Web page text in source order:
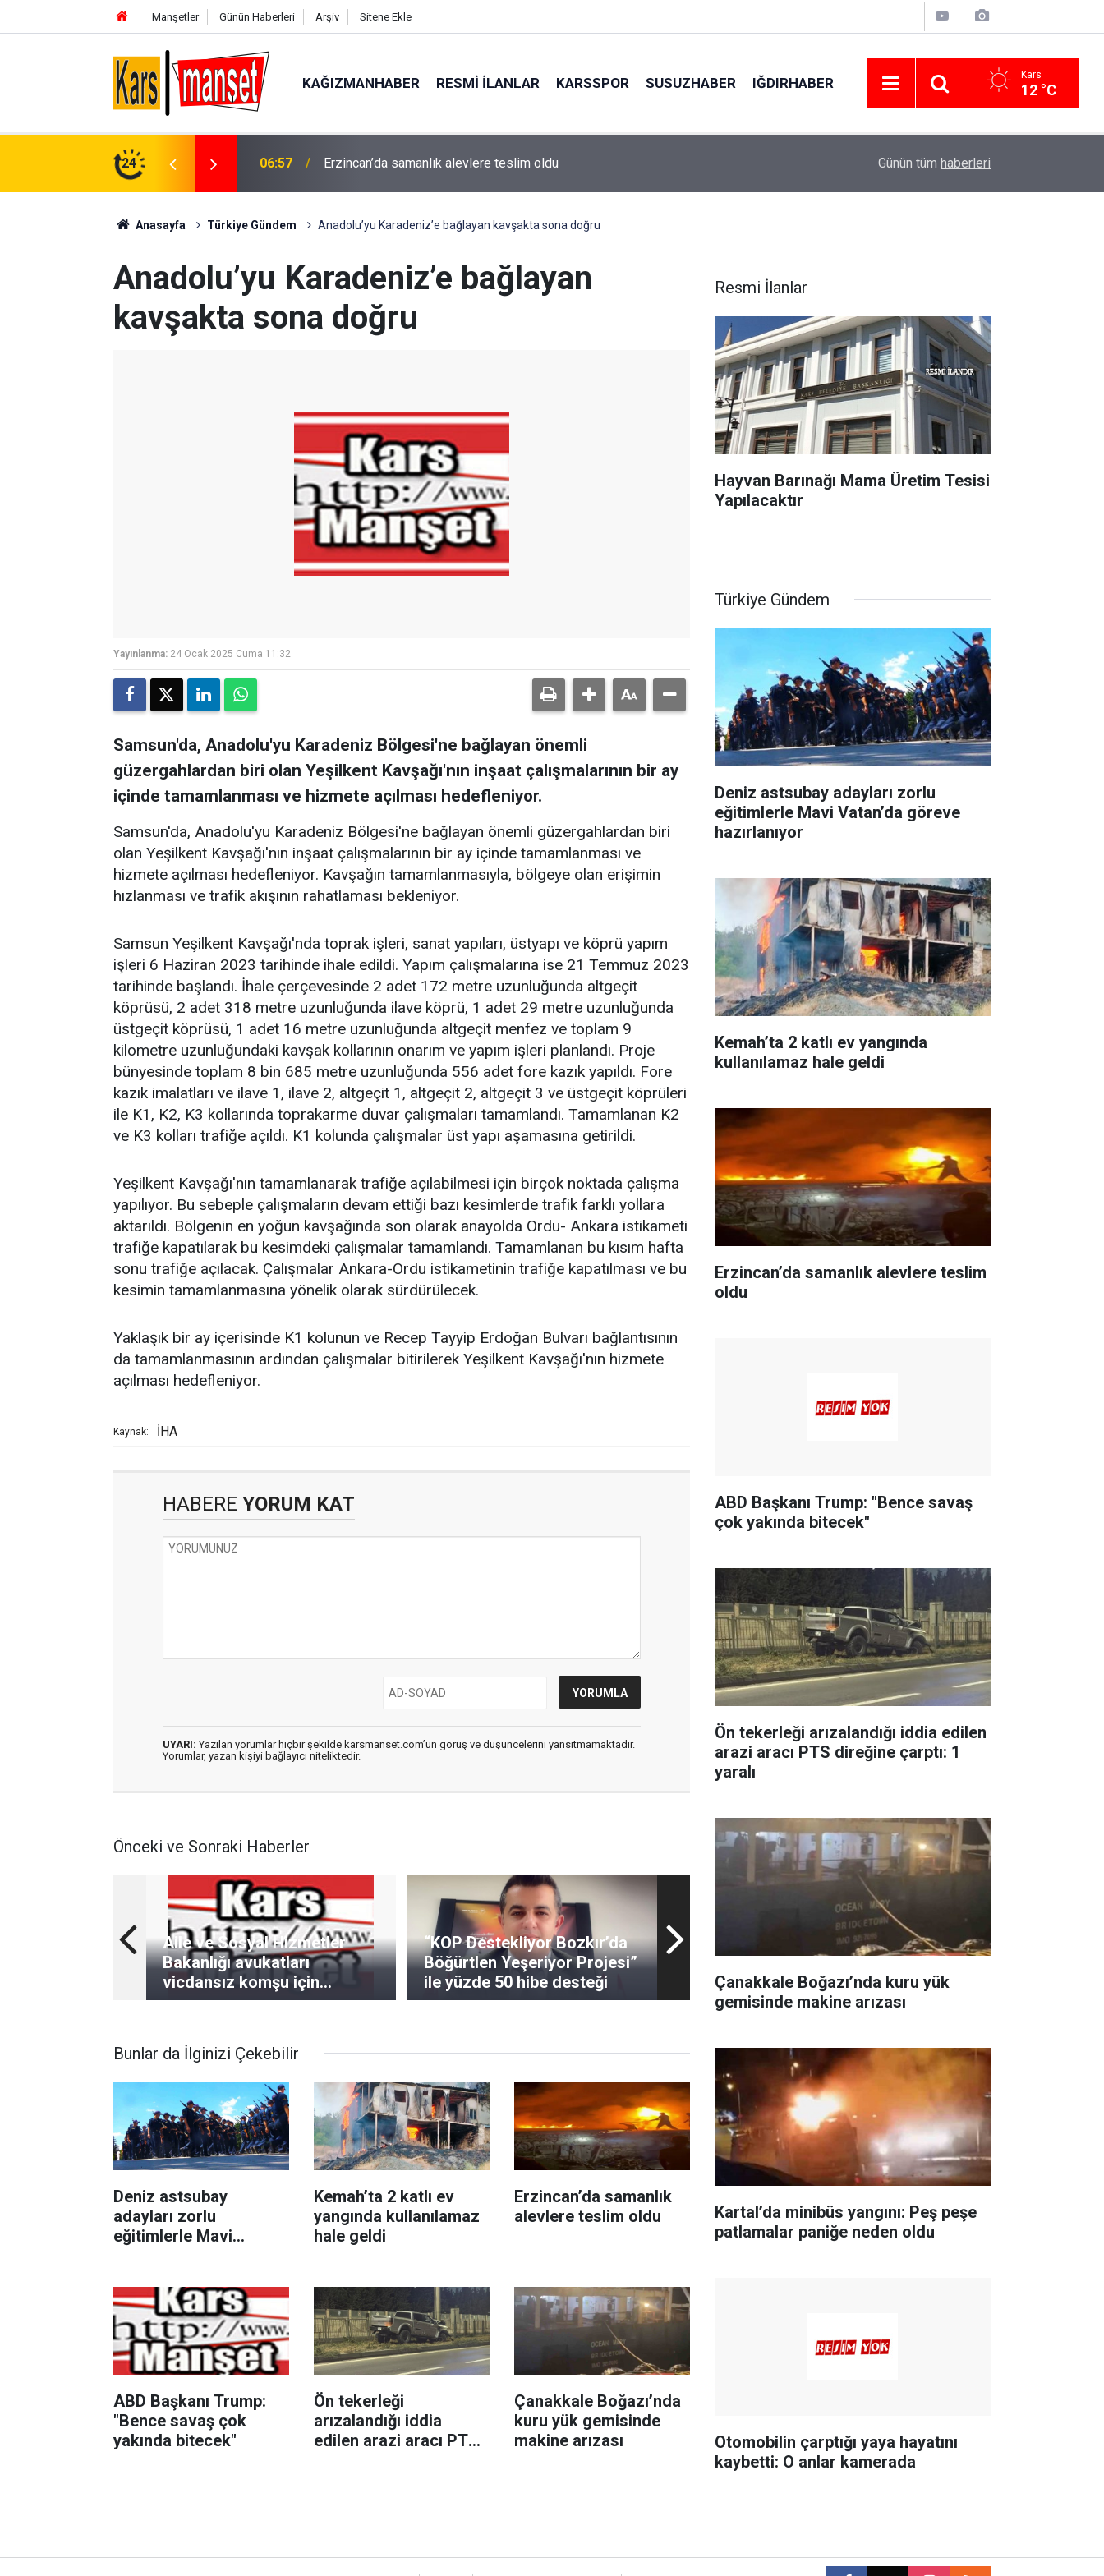
Manşetler Günün Haberleri Arşiv Sitene Ekle
KAĞIZMANHABER RESMI İLANLAR KARSSPOR SUSUZHABER IĞDIRHABER Kars
12 °C
24
02:00
ABD Başkanı Trump: "Bence savaş çok yakında bitecek" Ön tekerleği arızalandığı iddia edilen arazi
Günün tüm haberleri
Anasayfa Türkiye Gündem Anadolu’yu Karadeniz’e bağlayan kavşakta sona doğru
Anadolu’yu Karadeniz’e bağlayan
kavşakta sona doğru
Yayınlanma: 24 Ocak 2025 Cuma 11:32
Samsun'da, Anadolu'yu Karadeniz Bölgesi'ne bağlayan önemli
güzergahlardan biri olan Yeşilkent Kavşağı'nın inşaat çalışmalarının bir ay
içinde tamamlanması ve hizmete açılması hedefleniyor.
Samsun'da, Anadolu'yu Karadeniz Bölgesi'ne bağlayan önemli güzergahlardan biri
olan Yeşilkent Kavşağı'nın inşaat çalışmalarının bir ay içinde tamamlanması ve
hizmete açılması hedefleniyor. Kavşağın tamamlanmasıyla, bölgeye olan erişimin
hızlanması ve trafik akışının rahatlaması bekleniyor.
Samsun Yeşilkent Kavşağı'nda toprak işleri, sanat yapıları, üstyapı ve köprü yapım
işleri 6 Haziran 2023 tarihinde ihale edildi. Yapım çalışmalarına ise 21 Temmuz 2023
tarihinde başlandı. İhale çerçevesinde 2 adet 172 metre uzunluğunda altgeçit
köprüsü, 2 adet 318 metre uzunluğunda ilave köprü, 1 adet 29 metre uzunluğunda
üstgeçit köprüsü, 1 adet 16 metre uzunluğunda altgeçit menfez ve toplam 9
kilometre uzunluğundaki kavşak kollarının onarım ve yapım işleri planlandı. Proje
bünyesinde toplam 8 bin 685 metre uzunluğunda 556 adet fore kazık yapıldı. Fore
kazık imalatları ve ilave 1, ilave 2, altgeçit 1, altgeçit 2, altgeçit 3 ve üstgeçit köprüleri
ile K1, K2, K3 kollarında toprakarme duvar çalışmaları tamamlandı. Tamamlanan K2
ve K3 kolları trafiğe açıldı. K1 kolunda çalışmalar üst yapı aşamasına getirildi.
Yeşilkent Kavşağı'nın tamamlanarak trafiğe açılabilmesi için birçok noktada çalışma
yapılıyor. Bu sebeple çalışmaların devam ettiği bazı kesimlerde trafik farklı yollara
aktarıldı. Bölgenin en yoğun kavşağında son olarak anayolda Ordu- Ankara istikameti
trafiğe kapatılarak bu kesimdeki çalışmalar tamamlandı. Tamamlanan bu kısım hafta
sonu trafiğe açılacak. Çalışmalar Ankara-Ordu istikametinin trafiğe kapatılması ve bu
kesimin tamamlanmasına yönelik olarak sürdürülecek.
Yaklaşık bir ay içerisinde K1 kolunun ve Recep Tayyip Erdoğan Bulvarı bağlantısının
da tamamlanmasının ardından çalışmalar bitirilerek Yeşilkent Kavşağı'nın hizmete
açılması hedefleniyor.
Kaynak: İHA
HABERE YORUM KAT
UYARI: Yazılan yorumlar hiçbir şekilde karsmanset.com’un görüş ve düşüncelerini yansıtmamaktadır.
Yorumlar, yazan kişiyi bağlayıcı niteliktedir.
Önceki ve Sonraki Haberler
Aile ve Sosyal Hizmetler
Bakanlığı avukatları
vicdansız komşu için
tutuklama talebinde bulundu
“KOP Destekliyor Bozkır’da
Böğürtlen Yeşeriyor Projesi”
ile yüzde 50 hibe desteği
Bunlar da İlginizi Çekebilir
Deniz astsubay
adayları zorlu
eğitimlerle Mavi
Kemah’ta 2 katlı ev
yangında kullanılamaz
hale geldi
Erzincan’da samanlık
alevlere teslim oldu
ABD Başkanı Trump:
"Bence savaş çok
yakında bitecek"
Ön tekerleği
arızalandığı iddia
edilen arazi aracı PTS
Çanakkale Boğazı’nda
kuru yük gemisinde
makine arızası
Resmi İlanlar
Hayvan Barınağı Mama Üretim Tesisi
Yapılacaktır
Türkiye Gündem
Deniz astsubay adayları zorlu
eğitimlerle Mavi Vatan’da göreve
hazırlanıyor
Kemah’ta 2 katlı ev yangında
kullanılamaz hale geldi
Erzincan’da samanlık alevlere teslim
oldu
ABD Başkanı Trump: "Bence savaş
çok yakında bitecek"
Ön tekerleği arızalandığı iddia edilen
arazi aracı PTS direğine çarptı: 1
yaralı
Çanakkale Boğazı’nda kuru yük
gemisinde makine arızası
Kartal’da minibüs yangını: Peş peşe
patlamalar paniğe neden oldu
Otomobilin çarptığı yaya hayatını
kaybetti: O anlar kamerada